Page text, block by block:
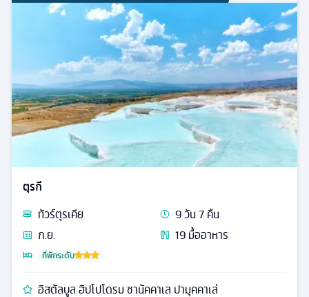
ตุรกี
ทัวร์ตุรเคีย 9วัน7คืน
ก.ย.
19มื้ออาหาร
ที่พักระดับ
อิสตัลบูล ฮิปโปโดรม ชานัคคาเล ปามุคคาเล่